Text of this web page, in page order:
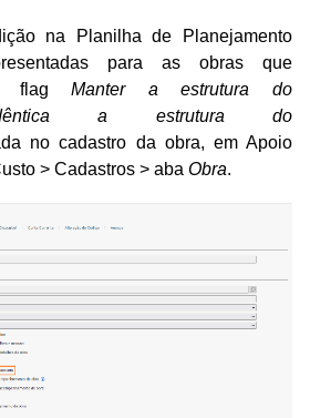
na Planilha de Planejamento
para as obras que
flag
Manter a estrutura do
a estrutura do
no cadastro da obra, em Apoio
> Cadastros > aba Obra.